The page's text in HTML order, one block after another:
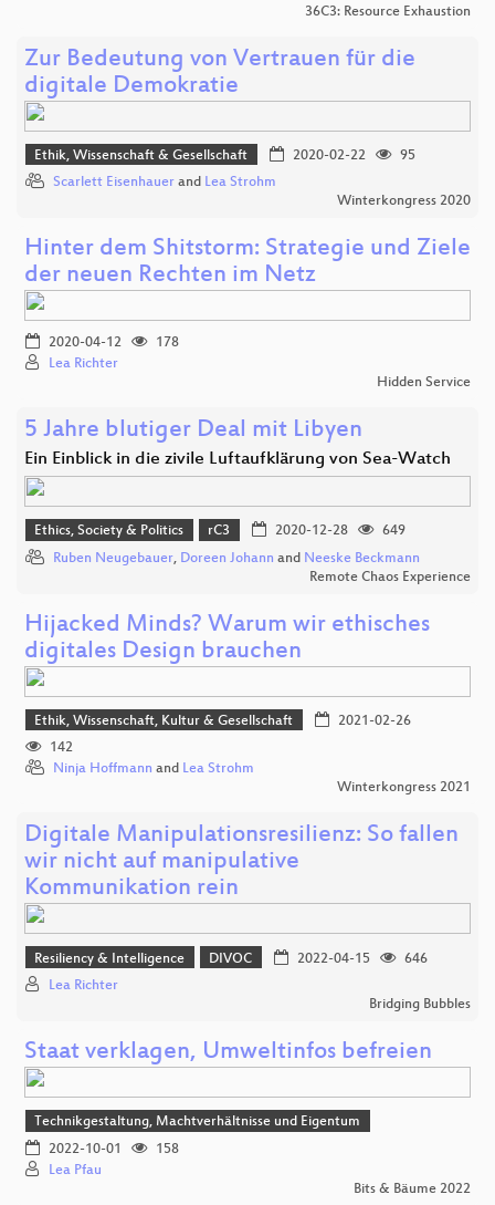
36C3: Resource Exhaustion
Zur Bedeutung von Vertrauen für die
digitale Demokratie
Ethik, Wissenschaft & Gesellschaft 2020-02-22
95
Scarlett Eisenhauer and Lea Strohm
Winterkongress 2020
Hinter dem Shitstorm: Strategie und Ziele
der neuen Rechten im Netz
2020-04-12
178
Lea Richter
Hidden Service
5 Jahre blutiger Deal mit Libyen
Ein Einblick in die zivile Luftaufklärung von Sea-Watch
Ethics, Society & Politics rC3 2020-12-28
649
Ruben Neugebauer, Doreen Johann and Neeske Beckmann
Remote Chaos Experience
Hijacked Minds? Warum wir ethisches
digitales Design brauchen
Ethik, Wissenschaft, Kultur & Gesellschaft
2021-02-26
142
Ninja Hoffmann and Lea Strohm
Winterkongress 2021
Digitale Manipulationsresilienz: So fallen
wir nicht auf manipulative
Kommunikation rein
Resiliency & Intelligence DIVOC 2022-04-15
646
Lea Richter
Bridging Bubbles
Staat verklagen, Umweltinfos befreien
Technikgestaltung, Machtverhältnisse und Eigentum
2022-10-01
158
Lea Pfau
Bits & Bäume 2022